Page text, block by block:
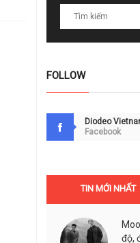
FOLLOW
Diodeo
Facebook
TIN MỚI NHẤT
độ,